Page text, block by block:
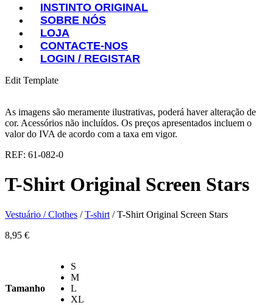
SOBRE NÓS
LOJA
CONTACTE-NOS
LOGIN / REGISTAR
INSTINTO ORIGINAL
SOBRE NÓS
LOJA
CONTACTE-NOS
LOGIN / REGISTAR
Edit Template
As imagens são meramente ilustrativas, poderá haver alteração de
cor. Acessórios não incluídos. Os preços apresentados incluem o
valor do IVA de acordo com a taxa em vigor.
REF: 61-082-0
T-Shirt Original Screen Stars
Vestuário / Clothes /T-shirt / T-Shirt Original Screen Stars
8,95 €
Tamanho
S
M
L
XL